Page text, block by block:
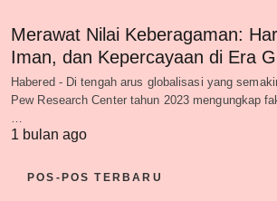
Merawat Nilai Keberagaman:
Iman, dan Kepercayaan di Era
Habered - Di tengah arus globalisasi yang
Pew Research Center tahun 2023 mengungkap
…
1 bulan ago
POS-POS TERBARU